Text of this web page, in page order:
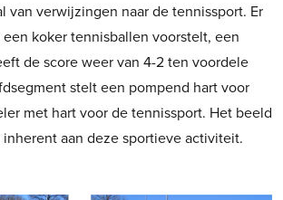
van verwijzingen naar de tennissport. Er
koker tennisballen voorstelt, een
de score weer van 4-2 ten voordele
stelt een pompend hart voor
met hart voor de tennissport. Het beeld
inherent aan deze sportieve activiteit.